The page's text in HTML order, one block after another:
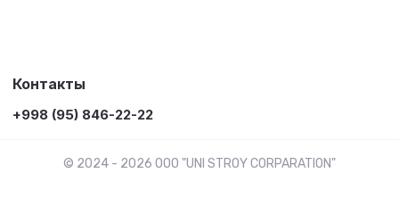
Контакты
+998 (95) 846-22-22
© 2024 - 2026 OOO "UNI STROY CORPARATION"